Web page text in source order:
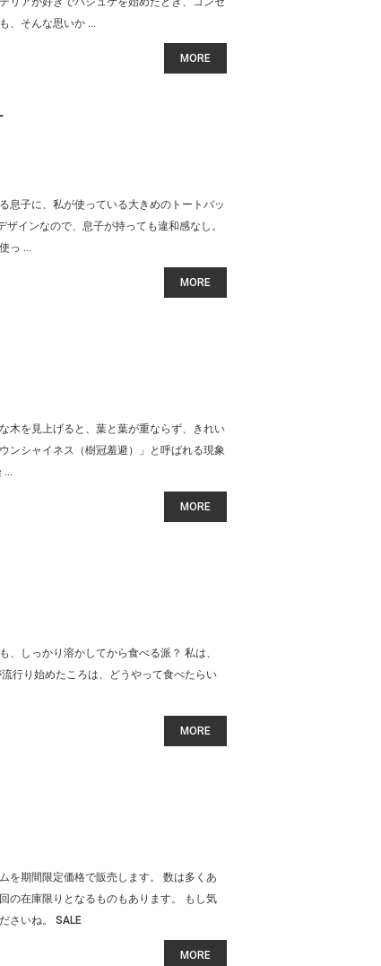
、そんな思いか ...
MORE
息子に、私が使っている大きめのトートバッ
インなので、息子が持っても違和感なし。
っ ...
MORE
木を見上げると、葉と葉が重ならず、きれい
ンシャイネス（樹冠羞避）」と呼ばれる現象
...
MORE
しっかり溶かしてから食べる派？ 私は、
行り始めたころは、どうやって食べたらい
MORE
を期間限定価格で販売します。 数は多くあ
の在庫限りとなるものもあります。 もし気
さいね。 SALE
MORE